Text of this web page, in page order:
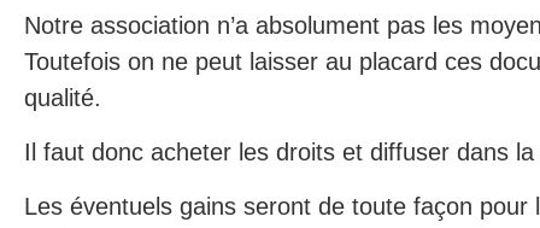
Notre association n’a absolument pas les
Toutefois on ne peut laisser au placard ces
qualité.
Il faut donc acheter les droits et diffuser dans
Les éventuels gains seront de toute façon pour